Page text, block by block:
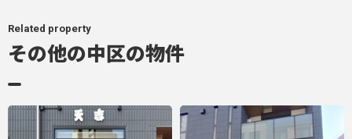
Related property
その他の中区の物件